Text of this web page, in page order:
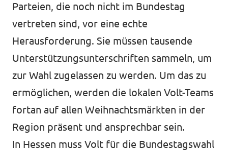
Parteien, die noch nicht im Bundestag
vertreten sind, vor eine echte
Herausforderung. Sie müssen tausende
Unterstützungsunterschriften sammeln, um
zur Wahl zugelassen zu werden. Um das zu
ermöglichen, werden die lokalen Volt-Teams
fortan auf allen Weihnachtsmärkten in der
Region präsent und ansprechbar sein.
In Hessen muss Volt für die Bundestagswahl